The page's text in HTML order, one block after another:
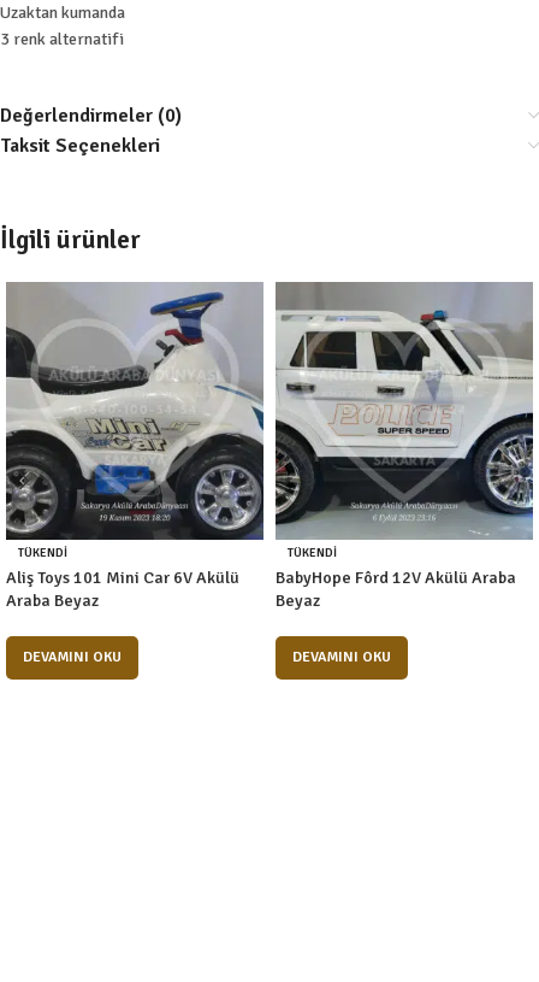
Uzaktan kumanda
3 renk alternatifi
Değerlendirmeler (0)
Taksit Seçenekleri
İlgili ürünler
TÜKENDI
Aliş Toys 101 Mini Car 6V Akülü
Araba Beyaz
DEVAMINI OKU
TÜKENDI
BabyHope Fôrd 12V Akülü Araba
Beyaz
DEVAMINI OKU